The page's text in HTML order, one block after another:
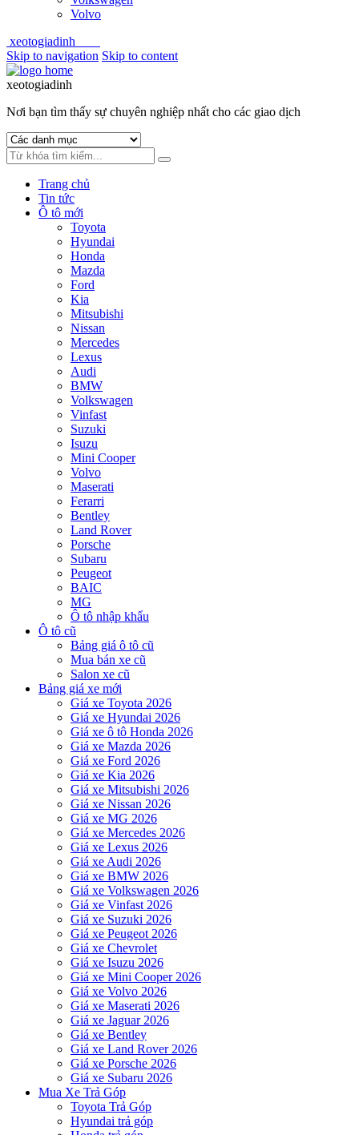
Volvo
xeotogiadinh
Skip to navigation Skip to content
xeotogiadinh
Nơi bạn tìm thấy sự chuyên nghiệp nhất cho các giao dịch
Trang chủ
Tin tức
Ô tô mới
Toyota
Hyundai
Honda
Mazda
Ford
Kia
Mitsubishi
Nissan
Mercedes
Lexus
Audi
BMW
Volkswagen
Vinfast
Suzuki
Isuzu
Mini Cooper
Volvo
Maserati
Ferarri
Bentley
Land Rover
Porsche
Subaru
Peugeot
BAIC
MG
Ô tô nhập khẩu
Ô tô cũ
Bảng giá ô tô cũ
Mua bán xe cũ
Salon xe cũ
Bảng giá xe mới
Giá xe Toyota 2026
Giá xe Hyundai 2026
Giá xe ô tô Honda 2026
Giá xe Mazda 2026
Giá xe Ford 2026
Giá xe Kia 2026
Giá xe Mitsubishi 2026
Giá xe Nissan 2026
Giá xe MG 2026
Giá xe Mercedes 2026
Giá xe Lexus 2026
Giá xe Audi 2026
Giá xe BMW 2026
Giá xe Volkswagen 2026
Giá xe Vinfast 2026
Giá xe Suzuki 2026
Giá xe Peugeot 2026
Giá xe Chevrolet
Giá xe Isuzu 2026
Giá xe Mini Cooper 2026
Giá xe Volvo 2026
Giá xe Maserati 2026
Giá xe Jaguar 2026
Giá xe Bentley
Giá xe Land Rover 2026
Giá xe Porsche 2026
Giá xe Subaru 2026
Mua Xe Trả Góp
Toyota Trả Góp
Hyundai trả góp